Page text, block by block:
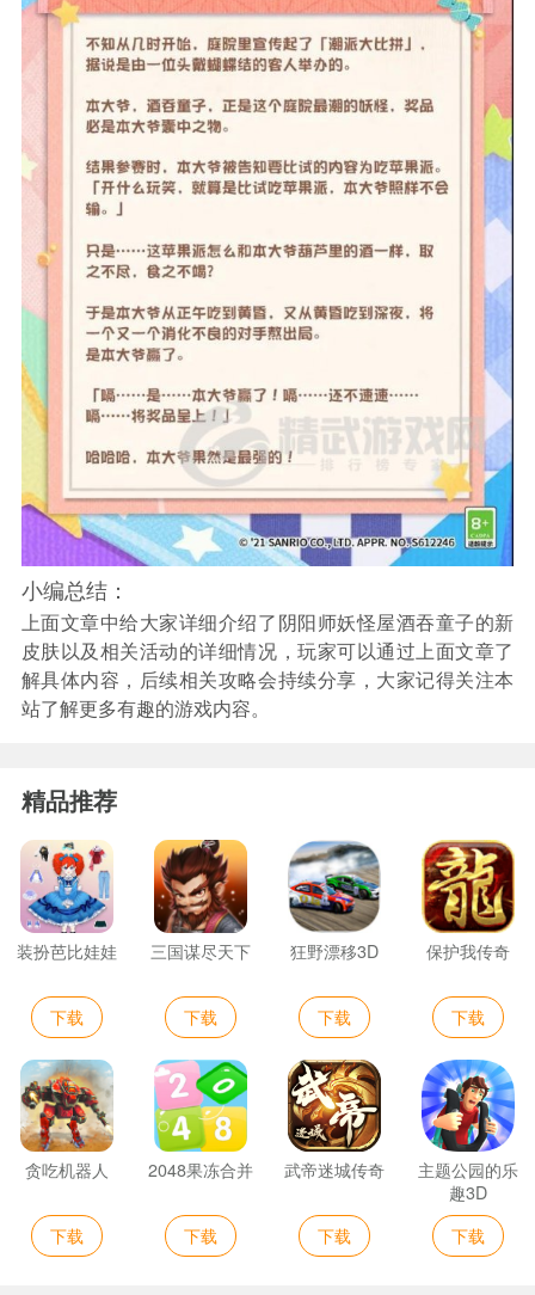
小编总结：
上面文章中给大家详细介绍了阴阳师妖怪屋酒吞童子的新
皮肤以及相关活动的详细情况，玩家可以通过上面文章了
解具体内容，后续相关攻略会持续分享，大家记得关注本
站了解更多有趣的游戏内容。
精品推荐
装扮芭比娃娃
下载
三国谋尽天下
下载
狂野漂移3D
下载
保护我传奇
下载
贪吃机器人
下载
2048果冻合并
下载
武帝迷城传奇
下载
主题公园的乐
趣3D
下载